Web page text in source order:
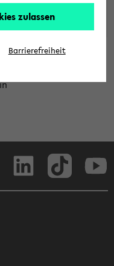
geben Sie einen
zulassen
Barrierefreiheit